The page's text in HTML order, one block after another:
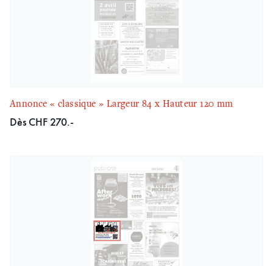
Annonce « classique » Largeur 84 x Hauteur 120 mm
Dès CHF 270.-